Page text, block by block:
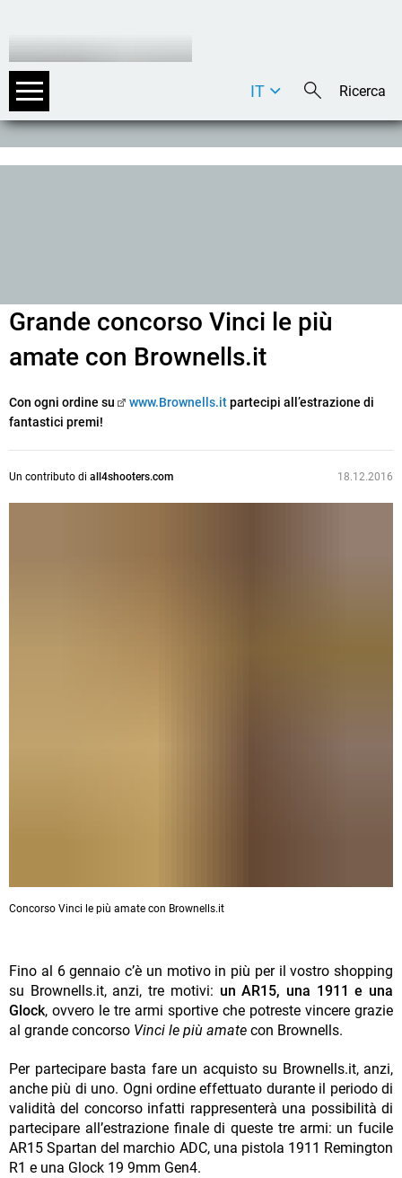
DE
IT
Grande concorso Vinci le più
amate con Brownells.it
Con ogni ordine su www.Brownells.itpartecipi all’estrazione di
fantastici premi!
Un contributo di all4shooters.com 18.12.2016
Concorso Vinci le più amate con Brownells.it
Fino al 6 gennaio c’è un motivo in più per il vostro shopping
su Brownells.it, anzi, tre motivi: un AR15, una 1911 e una
Glock, ovvero le tre armi sportive che potreste vincere grazie
al grande concorso Vinci le più amate con Brownells.
Per partecipare basta fare un acquisto su Brownells.it, anzi,
anche più di uno. Ogni ordine effettuato durante il periodo di
validità del concorso infatti rappresenterà una possibilità di
partecipare all’estrazione finale di queste tre armi: un fucile
AR15 Spartan del marchio ADC, una pistola 1911 Remington
R1 e una Glock 19 9mm Gen4.